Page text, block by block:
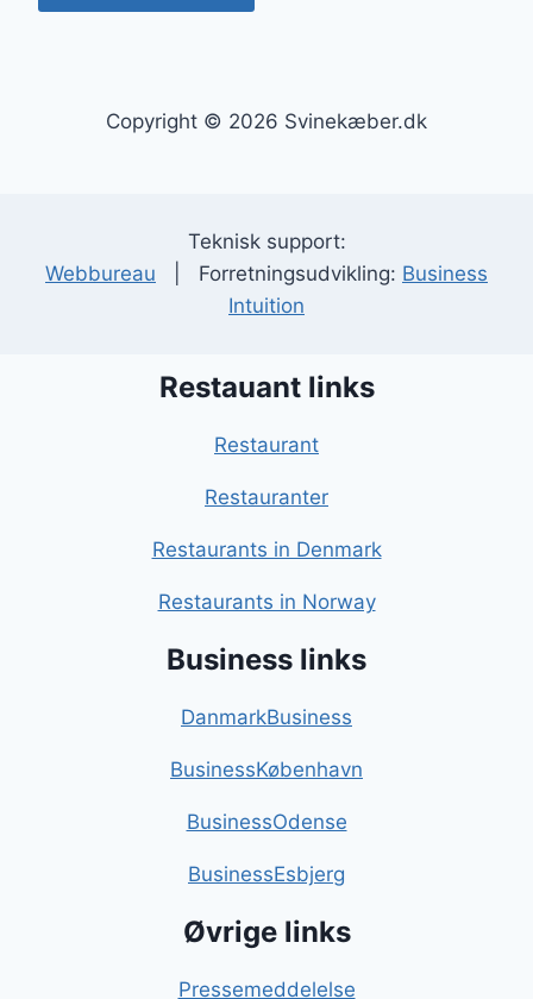
Copyright © 2026 Svinekæber.dk
Teknisk support:
Webbureau | Forretningsudvikling: Business
Intuition
Restauant links
Restaurant
Restauranter
Restaurants in Denmark
Restaurants in Norway
Business links
DanmarkBusiness
BusinessKøbenhavn
BusinessOdense
BusinessEsbjerg
Øvrige links
Pressemeddelelse